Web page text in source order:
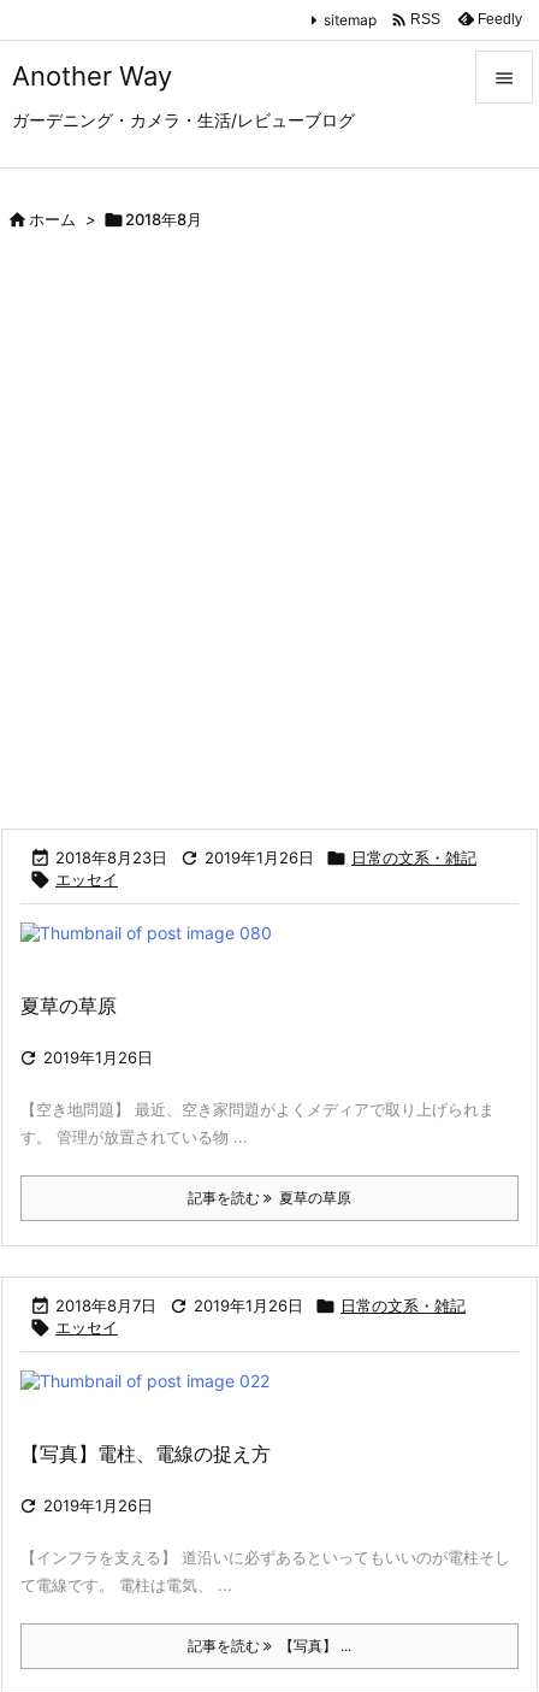
Another Way
ガーデニング・カメラ・生活/レビューブログ

sitemap  RSS Feedly
ホーム > 2018年8月
 2018年8月23日  2019年1月26日  日常の文系・雑記
 エッセイ
夏草の草原
 2019年1月26日
【空き地問題】 最近、空き家問題がよくメディアで取り上げられま
す。 管理が放置されている物 ...
記事を読む 夏草の草原
 2018年8月7日  2019年1月26日  日常の文系・雑記
 エッセイ
【写真】電柱、電線の捉え方
 2019年1月26日
【インフラを支える】 道沿いに必ずあるといってもいいのが電柱そし
て電線です。 電柱は電気、 ...
記事を読む 【写真】 ...